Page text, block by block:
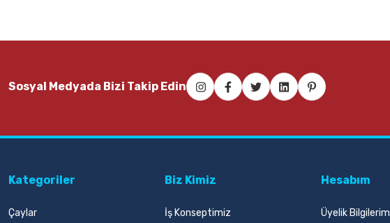
Sosyal Medyada Bizi Takip Edin
Kategoriler
Çaylar
Biz Kimiz
İş Konseptimiz
Hesabım
Üyelik Bilgilerim